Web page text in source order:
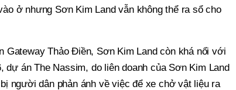
ở nhưng Sơn Kim Land vẫn không thể ra sổ cho
Gateway Thảo Điền, Sơn Kim Land còn khá nổi với
dự án The Nassim, do liên doanh của Sơn Kim Land
người dân phản ánh về việc để xe chở vật liệu ra